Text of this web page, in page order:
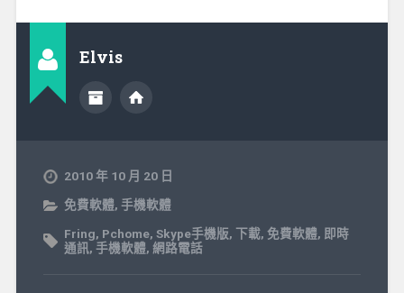
Elvis
2010 年 10 月 20 日
免費軟體, 手機軟體
Fring, Pchome, Skype手機版, 下載, 免費軟體, 即時
通訊, 手機軟體, 網路電話